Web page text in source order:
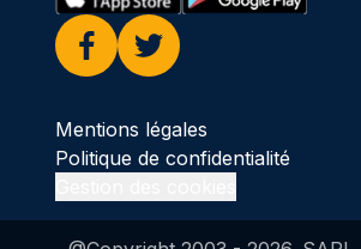
Facebook
Twitter
Mentions légales
Politique de confidentialité